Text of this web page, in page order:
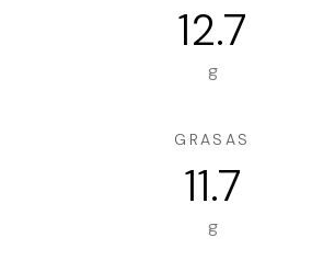
12.7
g
GRASAS
11.7
g